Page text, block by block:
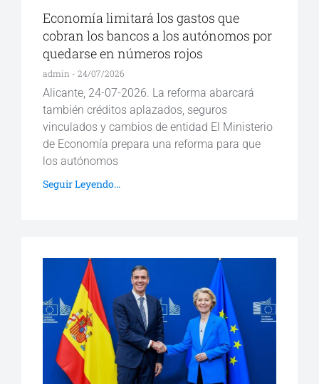
Economía limitará los gastos que
cobran los bancos a los autónomos por
quedarse en números rojos
admin 24/07/2026
Alicante, 24-07-2026. La reforma abarcará
también créditos aplazados, seguros
vinculados y cambios de entidad El Ministerio
de Economía prepara una reforma para que
los autónomos
Seguir Leyendo...